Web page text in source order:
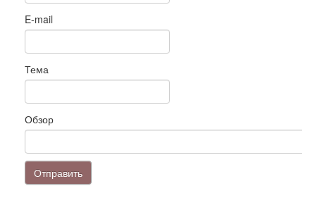
E-mail
Тема
Обзор
Отправить